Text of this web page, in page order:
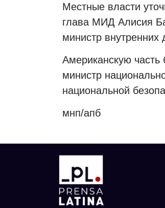
Местные власти
глава МИД Алисия
министр
Американскую часть
министр
национальной
мнп/апб